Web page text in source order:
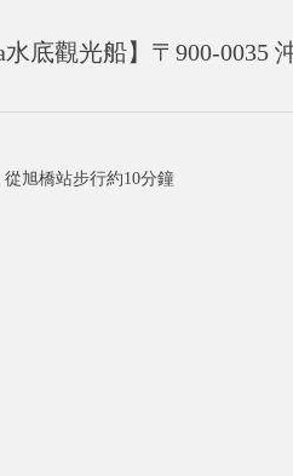
水底觀光船】〒900-0035
旭橋站步行約10分鐘